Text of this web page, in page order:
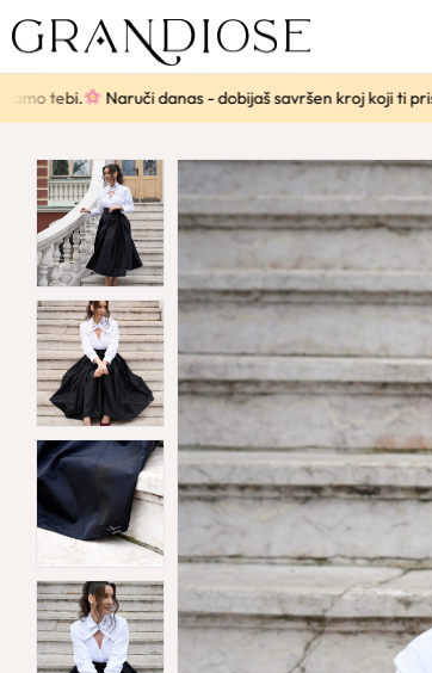
Naruči danas - dobijaš savršen kroj koji ti pristaje.